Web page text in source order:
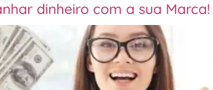
dinheiro com a sua Marca!